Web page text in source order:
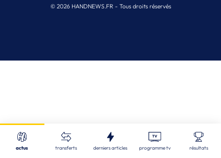
Recherche
© 2026 HANDNEWS.FR - Tous droits réservés
actus transferts derniers articles programme tv résultats
Nos derniers articles
CDF | 05/08/2026